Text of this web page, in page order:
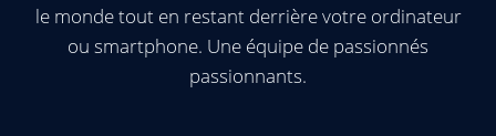
le monde tout en restant derrière votre ordinateur
ou smartphone. Une équipe de passionnés
passionnants.